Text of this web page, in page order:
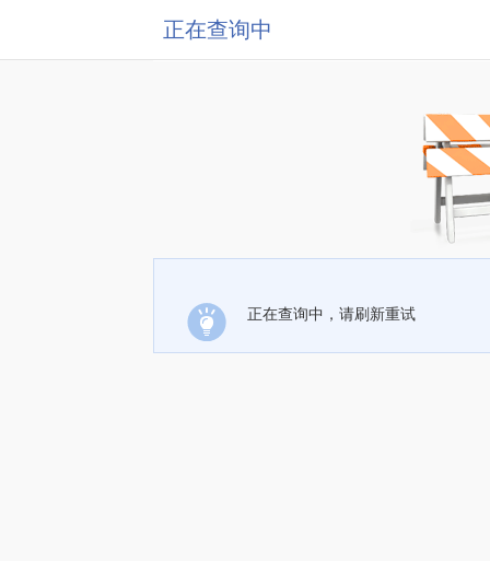
正在查询中
正在查询中，请刷新重试